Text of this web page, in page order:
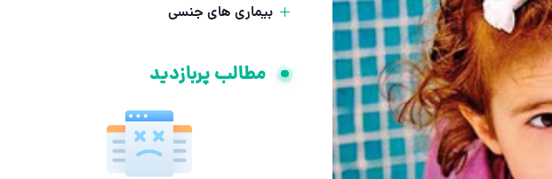
بیماری های جنسی
مطالب پربازدید